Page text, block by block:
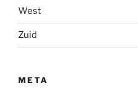
West
Zuid
META